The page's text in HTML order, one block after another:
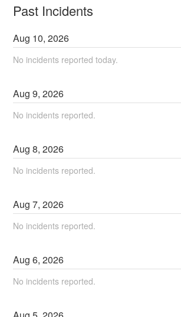
Past Incidents
Aug 10,2026
No incidents reported today.
Aug9,2026
No incidents reported.
Aug8,2026
No incidents reported.
Aug7,2026
No incidents reported.
Aug6,2026
No incidents reported.